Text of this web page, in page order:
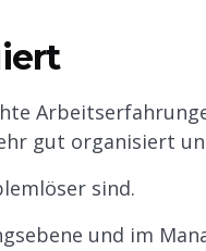
gut organisiert
sind.
und im